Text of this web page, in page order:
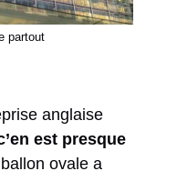
partout
anglaise
est presque
ovale a